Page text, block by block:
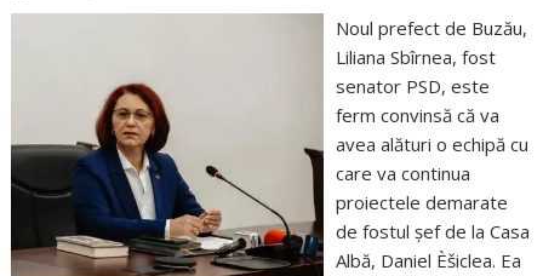
Noul prefect de Buzău,
Liliana Sbîrnea, fost
senator PSD, este
ferm convinsă că va
avea alături o echipă cu
care va continua
proiectele demarate
de fostul șef de la Casa
Albă, Daniel Èšiclea. Ea